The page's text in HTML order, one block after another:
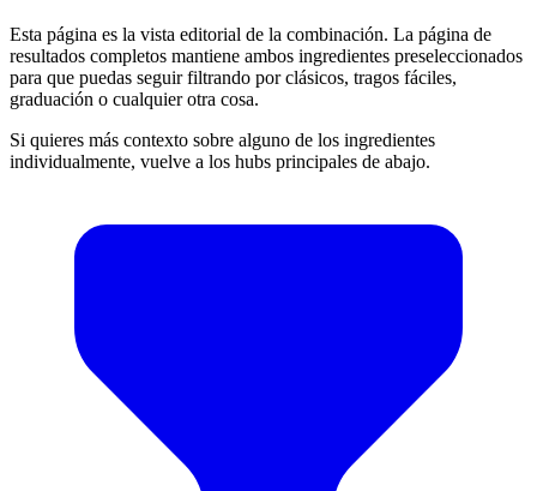
Esta página es la vista editorial de la combinación. La página de
resultados completos mantiene ambos ingredientes preseleccionados
para que puedas seguir filtrando por clásicos, tragos fáciles,
graduación o cualquier otra cosa.
Si quieres más contexto sobre alguno de los ingredientes
individualmente, vuelve a los hubs principales de abajo.